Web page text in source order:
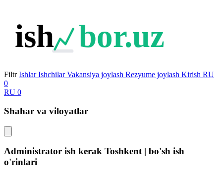
ish bor.uz
Filtr Ishlar Ishchilar Vakansiya joylash Rezyume joylash Kirish RU
0
RU 0
Shahar va viloyatlar
Administrator ish kerak Toshkent | bo'sh ish
o'rinlari